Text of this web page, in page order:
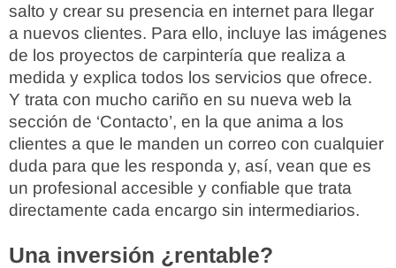
salto y crear su presencia en internet para llegar
a nuevos clientes. Para ello, incluye las imágenes
de los proyectos de carpintería que realiza a
medida y explica todos los servicios que ofrece.
Y trata con mucho cariño en su nueva web la
sección de ‘Contacto’, en la que anima a los
clientes a que le manden un correo con cualquier
duda para que les responda y, así, vean que es
un profesional accesible y confiable que trata
directamente cada encargo sin intermediarios.
Una inversión ¿rentable?